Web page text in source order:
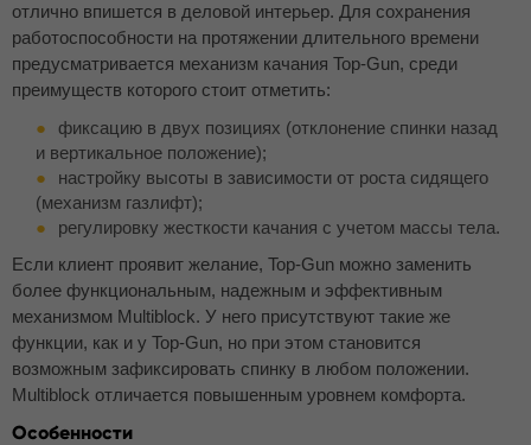
отлично впишется в деловой интерьер. Для сохранения
работоспособности на протяжении длительного времени
предусматривается механизм качания Top-Gun, среди
преимуществ которого стоит отметить:
фиксацию в двух позициях (отклонение спинки назад
и вертикальное положение);
настройку высоты в зависимости от роста сидящего
(механизм газлифт);
регулировку жесткости качания с учетом массы тела.
Если клиент проявит желание, Top-Gun можно заменить
более функциональным, надежным и эффективным
механизмом Multiblock. У него присутствуют такие же
функции, как и у Top-Gun, но при этом становится
возможным зафиксировать спинку в любом положении.
Multiblock отличается повышенным уровнем комфорта.
Особенности